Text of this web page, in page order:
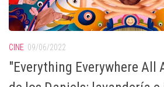
CINE 09/06/2022
"Everything Everywhere All